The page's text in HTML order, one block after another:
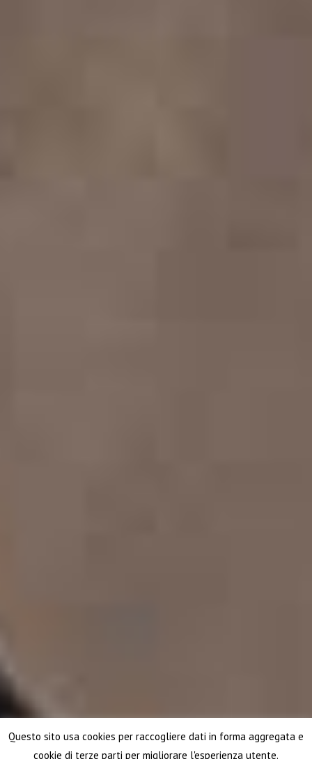
Questo sito usa cookies per raccogliere dati in forma aggregata e
cookie di terze parti per migliorare l'esperienza utente.